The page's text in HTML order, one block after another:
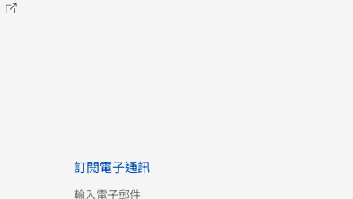
訂閱電子通訊